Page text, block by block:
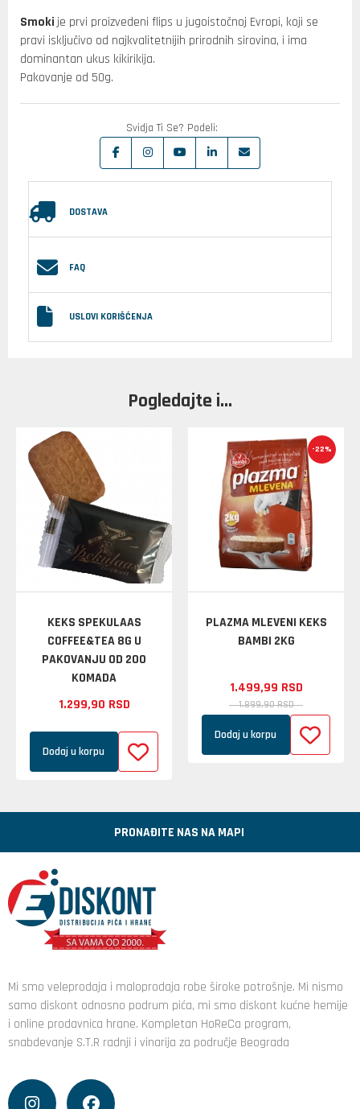
Smoki je prvi proizvedeni flips u jugoistočnoj Evropi, koji se
pravi isključivo od najkvalitetnijih prirodnih sirovina, i ima
dominantan ukus kikirikija.
Pakovanje od 50g.
Svidja Ti Se? Podeli:
DOSTAVA
FAQ
USLOVI KORIŠĆENJA
Pogledajte i...
KEKS SPEKULAAS
COFFEE&TEA 8G U
PAKOVANJU OD 200
KOMADA
1.299,90 RSD
Dodaj u korpu
-22%
PLAZMA MLEVENI KEKS
BAMBI 2KG
1.899,90 RSD
1.499,99 RSD
Dodaj u korpu
PRONAĐITE NAS NA MAPI
Mi smo veleprodaja i maloprodaja robe široke potrošnje. Mi nismo
samo diskont odnosno podrum pića, mi smo diskont kućne hemije
i online prodavnica hrane. Kompletan HoReCa program,
snabdevanje S.T.R radnji i vinarija za područje Beograda